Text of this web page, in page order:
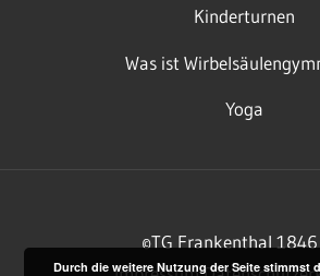
Kinderturnen
Was ist
Yoga
©TG Frankenthal 1846
Durch die weitere Nutzung der Seite stimmst